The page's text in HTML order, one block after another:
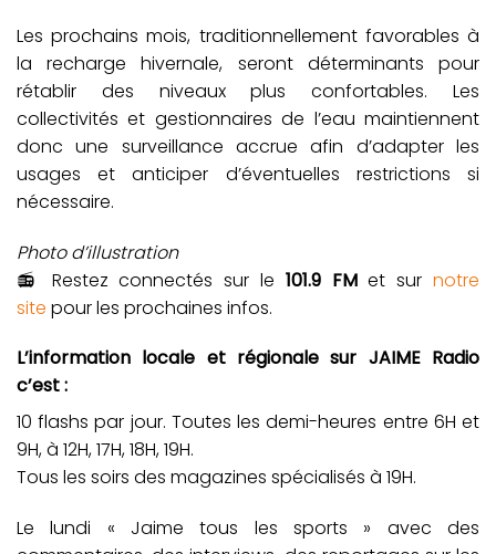
Les prochains mois, traditionnellement favorables à
la recharge hivernale, seront déterminants pour
rétablir des niveaux plus confortables. Les
collectivités et gestionnaires de l’eau maintiennent
donc une surveillance accrue afin d’adapter les
usages et anticiper d’éventuelles restrictions si
nécessaire.
Photo d’illustration
📻 Restez connectés sur le 101.9 FMet surnotre
site pour les prochaines infos.
L’information locale et régionale sur JAIME Radio
c’est :
10 flashs par jour. Toutes les demi-heures entre 6H et
9H, à 12H, 17H, 18H, 19H.
Tous les soirs des magazines spécialisés à 19H.
Le lundi « Jaime tous les sports » avec des